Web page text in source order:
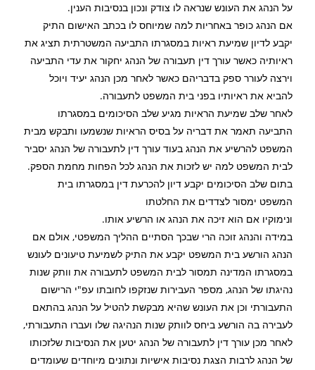
על הנהג את העונש שנראה לו צודק ונכון בנסיבות הענין.
אם הנהג כופר באחריות למה שמיוחס לו בכתב האישום התיק
יקבע לדיון שמיעת ראיות במסגרתו התביעה המשטרתית תציג את
ראיותיה כאשר עורך דין תעבורה של הנהג יחקור את עדי התביעה
וירצה לעורר ספק בדבריהם כאשר לאחר מכן הנהג יעיד ויוכל
להביא את ראיותיו בפני בית המשפט לתעבורה.
לאחר שלב שמיעת הראיות מגיע שלב הסיכומים במסגרתו
התביעה תאמר את דבריה על בסיס הראיות שנשמעו ותבקש מבית
המשפט להרשיע את הנהג בעוד עורך דין לתעבורה של הנהג יסביר
לבית המשפט למה יש לזכות את הנהג לכל הפחות מחמת הספק.
בתום שלב הסיכומים יקבע דיון להכרעת דין במסגרתו בית
המשפט ימסור לצדדים את החלטתו
ונימוקיו אם הוא זיכה את הנהג או הרשיע אותו.
במידה והנהג זוכה הרי שבכך הסתיים ההליך המשפטי, אולם אם
הנהג הורשע בית המשפט יקבע את התיק לשמיעת טיעונים לעונש
במסגרתו המדינה תמסור לבית המשפט לתעבורה את וותק שנות
נהיגתו של הנהג, מספר העבירות שנזקפו לחובתו עפ"י הרישום
התעבורתי וכן את העונש שהיא מבקשת להטיל על הנהג בהתאם
לעבירה בה הורשע ביחס לוותק שנות הנהיגה שלו ועברו התעבורתי,
לאחר מכן עורך דין לתעבורה של הנהג יטען את הנסיבות שלזכותו
של הנהג לרבות הצגת נסיבות אישיות ונתונים מיוחדים שעומדים